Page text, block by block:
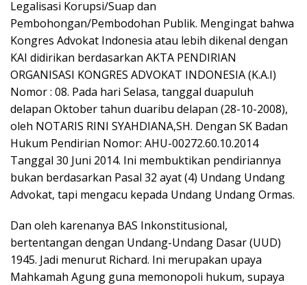
Legalisasi Korupsi/Suap dan
Pembohongan/Pembodohan Publik. Mengingat bahwa
Kongres Advokat Indonesia atau lebih dikenal dengan
KAI didirikan berdasarkan AKTA PENDIRIAN
ORGANISASI KONGRES ADVOKAT INDONESIA (K.A.I)
Nomor : 08. Pada hari Selasa, tanggal duapuluh
delapan Oktober tahun duaribu delapan (28-10-2008),
oleh NOTARIS RINI SYAHDIANA,SH. Dengan SK Badan
Hukum Pendirian Nomor: AHU-00272.60.10.2014
Tanggal 30 Juni 2014. Ini membuktikan pendiriannya
bukan berdasarkan Pasal 32 ayat (4) Undang Undang
Advokat, tapi mengacu kepada Undang Undang Ormas.
Dan oleh karenanya BAS Inkonstitusional,
bertentangan dengan Undang-Undang Dasar (UUD)
1945. Jadi menurut Richard. Ini merupakan upaya
Mahkamah Agung guna memonopoli hukum, supaya